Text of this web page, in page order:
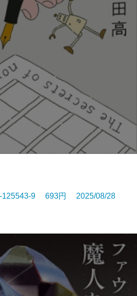
125543-9 693円 2025/08/28